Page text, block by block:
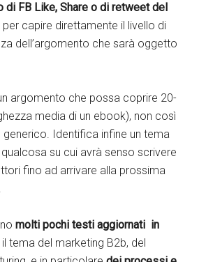
di FB Like, Share o di retweet del
capire direttamente il livello di
dell’argomento che sarà oggetto
argomento che possa coprire 20-
media di un ebook), non così
Identifica infine un tema
su cui avrà senso scrivere
fino ad arrivare alla prossima
molti pochi testi aggiornati in
tema del marketing B2b, del